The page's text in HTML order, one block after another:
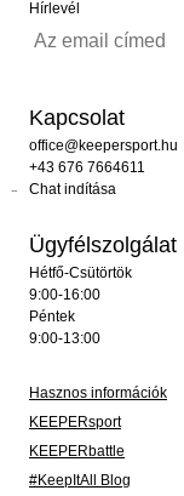
Hírlevél
Kapcsolat
office@keepersport.hu
+43 676 7664611
Chat indítása
Ügyfélszolgálat
Hétfő-Csütörtök
9:00-16:00
Péntek
9:00-13:00
Hasznos információk
KEEPERsport
KEEPERbattle
#KeepItAll Blog